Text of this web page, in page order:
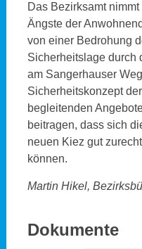
Das Bezirksamt
Ängste der
von einer Bedrohung
Sicherheitslage durch
am Sangerhauser
Sicherheitskonzept
begleitenden
beitragen, dass sich
neuen Kiez gut
können.
Martin Hikel,
Dokumente